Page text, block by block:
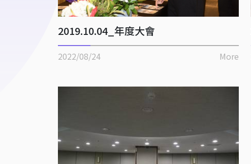
2019.10.04_年度大會
2022/08/24 More